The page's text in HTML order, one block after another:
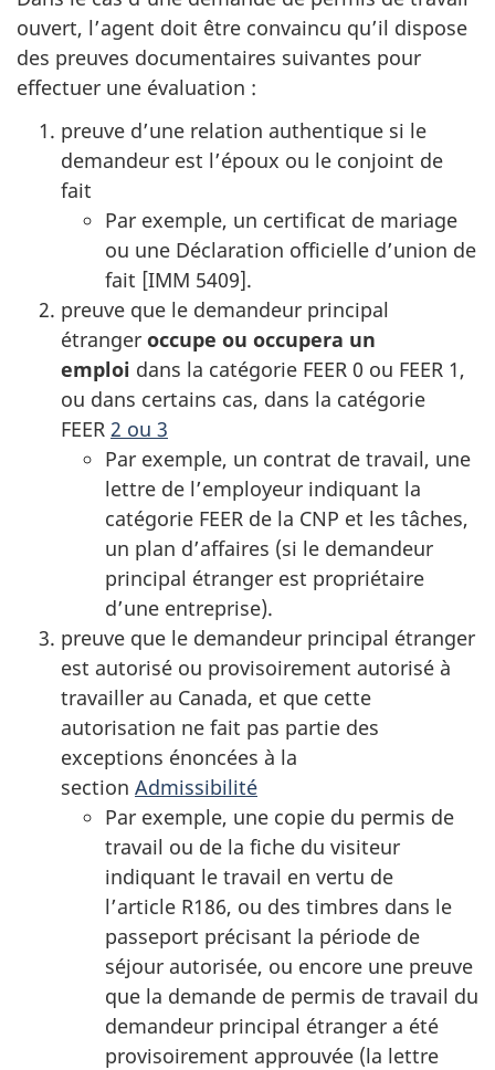
ouvert, l’agent doit être convaincu qu’il dispose
des preuves documentaires suivantes pour
effectuer une évaluation :
preuve d’une relation authentique si le
demandeur est l’époux ou le conjoint de
fait
Par exemple, un certificat de mariage
ou une Déclaration officielle d’union de
fait [IMM 5409].
preuve que le demandeur principal
étranger occupe ou occupera un
emploi dans la catégorie FEER 0 ou FEER 1,
ou dans certains cas, dans la catégorie
FEER 2 ou 3
Par exemple, un contrat de travail, une
lettre de l’employeur indiquant la
catégorie FEER de la CNP et les tâches,
un plan d’affaires (si le demandeur
principal étranger est propriétaire
d’une entreprise).
preuve que le demandeur principal étranger
est autorisé ou provisoirement autorisé à
travailler au Canada, et que cette
autorisation ne fait pas partie des
exceptions énoncées à la
section Admissibilité
Par exemple, une copie du permis de
travail ou de la fiche du visiteur
indiquant le travail en vertu de
l’article R186, ou des timbres dans le
passeport précisant la période de
séjour autorisée, ou encore une preuve
que la demande de permis de travail du
demandeur principal étranger a été
provisoirement approuvée (la lettre